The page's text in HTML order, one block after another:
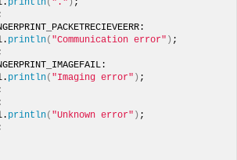
println( "." ) ;
println( "Communication error" ) ;
println( "Imaging error" ) ;
:
println( "Unknown error" ) ;